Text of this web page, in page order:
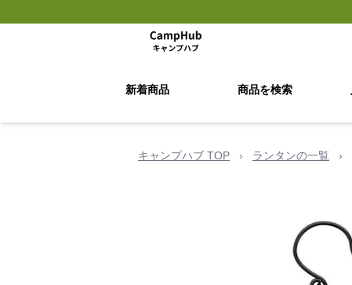
新着商品 商品を検索
キャンプハブ TOP › ランタンの一覧 ›